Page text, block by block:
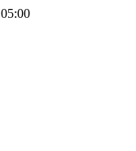
05:00